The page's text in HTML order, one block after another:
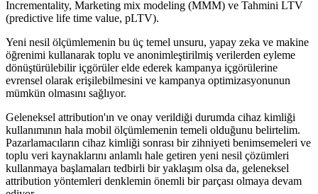
Incrementality, Marketing mix modeling (MMM) ve Tahmini LTV
(predictive life time value, pLTV).
Yeni nesil ölçümlemenin bu üç temel unsuru, yapay zeka ve makine
öğrenimi kullanarak toplu ve anonimleştirilmiş verilerden eyleme
dönüştürülebilir içgörüler elde ederek kampanya içgörülerine
evrensel olarak erişilebilmesini ve kampanya optimizasyonunun
mümkün olmasını sağlıyor.
Geleneksel attribution'ın ve onay verildiği durumda cihaz kimliği
kullanımının hala mobil ölçümlemenin temeli olduğunu belirtelim.
Pazarlamacıların cihaz kimliği sonrası bir zihniyeti benimsemeleri ve
toplu veri kaynaklarını anlamlı hale getiren yeni nesil çözümleri
kullanmaya başlamaları tedbirli bir yaklaşım olsa da, geleneksel
attribution yöntemleri denklemin önemli bir parçası olmaya devam